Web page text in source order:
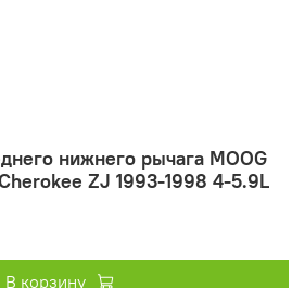
нижнего рычага MOOG
ZJ 1993-1998 4-5.9L
В корзину